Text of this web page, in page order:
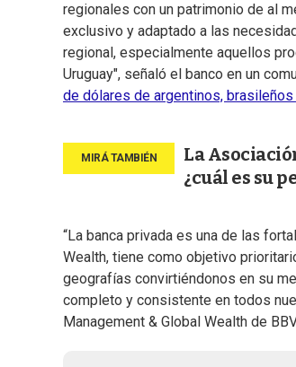
regionales con un patrimonio de al
exclusivo y adaptado a las
regional, especialmente aquellos
Uruguay", señaló el banco en un
de dólares de argentinos,
La
¿cuál es su
“La banca privada es una de las
Wealth, tiene como objetivo
geografías convirtiéndonos en su
completo y consistente en todos
Management & Global Wealth de